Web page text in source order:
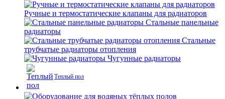
Ручные и термостатические клапаны для радиаторов
Стальные панельные
радиаторы
Стальные
трубчатые радиаторы отопления
Чугунные радиаторы
Теплый пол